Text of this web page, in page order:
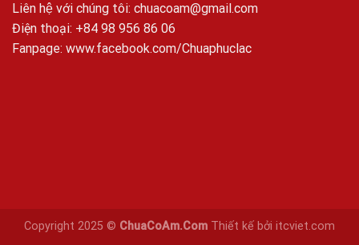
Liên hệ với chúng tôi: chuacoam@gmail.com
Điện thoại: +84 98 956 86 06
Fanpage: www.facebook.com/Chuaphuclac
Copyright 2025 © ChuaCoAm.Com Thiết kế bởi itcviet.com